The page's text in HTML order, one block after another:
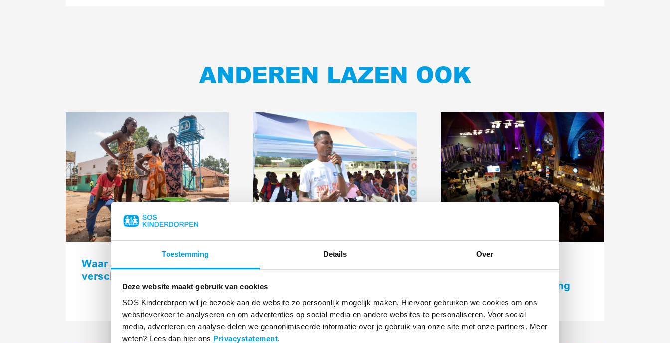
Toestemming Details Over
Deze website maakt gebruik van cookies
SOS Kinderdorpen wil je bezoek aan de website zo persoonlijk mogelijk maken. Hiervoor gebruiken we cookies om ons
websiteverkeer te analyseren en om advertenties op social media en andere websites te personaliseren. Voor social
media, adverteren en analyse delen we geanonimiseerde informatie over je gebruik van onze site met onze partners. Meer
weten? Lees dan hier ons Privacystatement.
ANDEREN LAZEN OOK
Waar schoon water het
verschil maakt
Lees
meer
12 november 2025
Terugblik: Kennis- &
Netwerkevent Creating
Impact Together
Lees
meer